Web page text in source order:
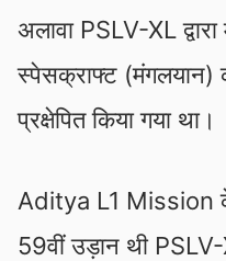
अलावा PSLV-XL द्वारा
स्पेसक्राफ्ट (मंगलयान)
प्रक्षेपित किया गया था।
Aditya L1 Mission
59वीं उड़ान थी